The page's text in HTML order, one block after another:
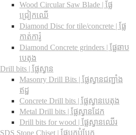
Wood Circular Saw Blade | ផ្លែ
ជ្រៀកឈើ
Diamond Disc for tile/concrete​ | ផ្លែ
កាត់ការ៉ូ
Diamond Concrete grinders | ផ្លែឆាប
បេតុង
Drill bits |​ ផ្លែស្វាន
Masonry Drill Bits |​ ផ្លែស្វានជញ្ជាំង
ឥដ្ឋ
Concrete Drill bits |​ ផ្លែស្វានបេតុង
Metal Drill bits |​ ផ្លែស្វានដែក
Drill bits for wood |​ ផ្លែស្វានឈើរ
SDS Stone Chiset |​ ផ្លែបុកបំបែក